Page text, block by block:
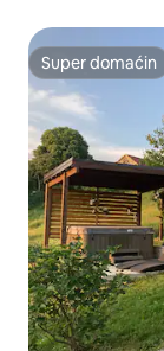
Super domaćin
Super domaćin